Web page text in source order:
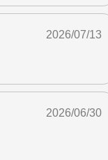
2026/07/13
2026/06/30